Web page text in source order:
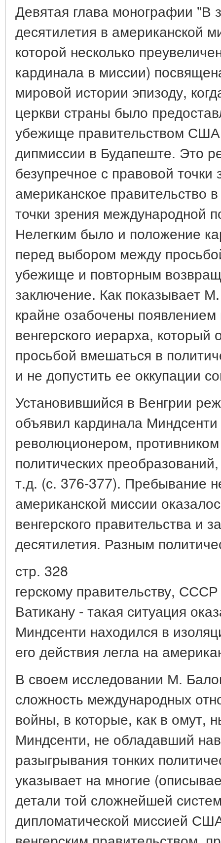
Девятая глава монографии "В
десятилетия в американской
которой несколько
кардинала в миссии)
мировой истории эпизоду,
церкви страны было
убежище правительством
дипмиссии в Будапеште. Это
безупречное с правовой точки
американское правительство
точки зрения международной
Нелегким было и положение
перед выбором между
убежище и повторным
заключение. Как показывает
крайне озабочены
венгерского иерарха,
просьбой вмешаться в
и не допустить ее оккупации
Установившийся в Венгрии
объявил кардинала
революционером,
политических
т.д. (с. 376-377). Пребывание
американской миссии
венгерского правительства и
десятилетия. Разным
стр. 328
герскому правительству,
Ватикану - такая ситуация
Миндсенти находился в
его действия легла на
В своем исследовании М.
сложность международных
войны, в которые, как в омут,
Миндсенти, не обладавший
разыгрывания тонких
указывает на многие
детали той сложнейшей
дипломатической миссией